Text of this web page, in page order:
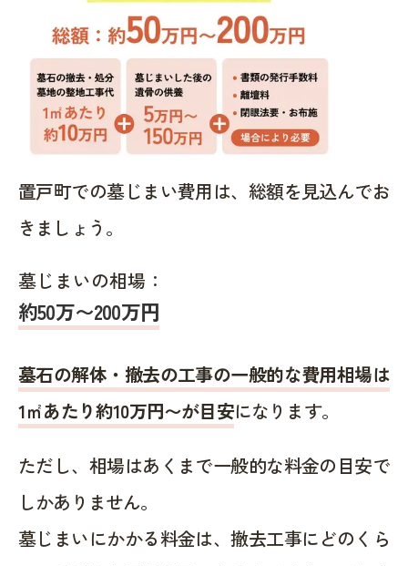
置戸町での墓じまい費用は、総額を見込んでお
きましょう。
墓じまいの相場：
約50万〜200万円
墓石の解体・撤去の工事の一般的な費用相場は
1㎡あたり約10万円〜が目安になります。
ただし、相場はあくまで一般的な料金の目安で
しかありません。
墓じまいにかかる料金は、撤去工事にどのくら